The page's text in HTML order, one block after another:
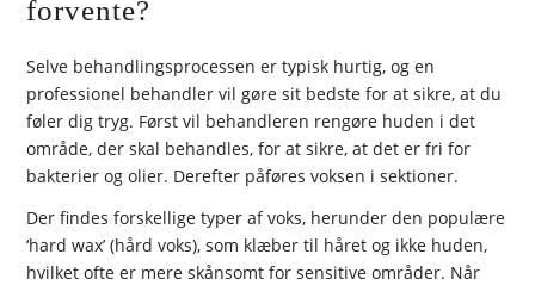
forvente?
Selve behandlingsprocessen er typisk hurtig, og en
professionel behandler vil gøre sit bedste for at sikre, at du
føler dig tryg. Først vil behandleren rengøre huden i det
område, der skal behandles, for at sikre, at det er fri for
bakterier og olier. Derefter påføres voksen i sektioner.
Der findes forskellige typer af voks, herunder den populære
‘hard wax’ (hård voks), som klæber til håret og ikke huden,
hvilket ofte er mere skånsomt for sensitive områder. Når